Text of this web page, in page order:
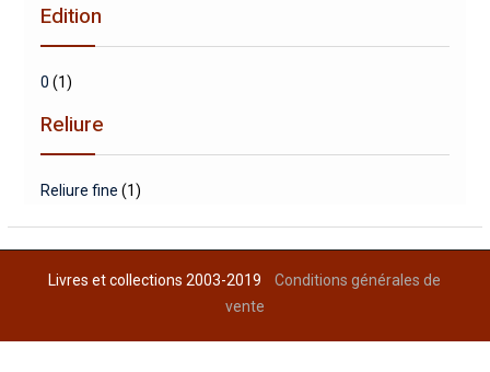
Edition
0 (1)
Reliure
Reliure fine (1)
Livres et collections 2003-2019Conditions générales de
vente